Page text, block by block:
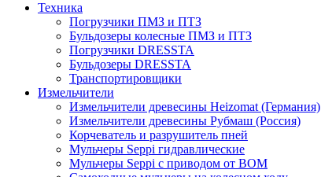
Техника
Погрузчики ПМЗ и ПТЗ
Бульдозеры колесные ПМЗ и ПТЗ
Погрузчики DRESSTA
Бульдозеры DRESSTA
Транспортировщики
Измельчители
Измельчители древесины Heizomat (Германия)
Измельчители древесины Рубмаш (Россия)
Корчеватель и разрушитель пней
Мульчеры Seppi гидравлические
Мульчеры Seppi с приводом от ВОМ